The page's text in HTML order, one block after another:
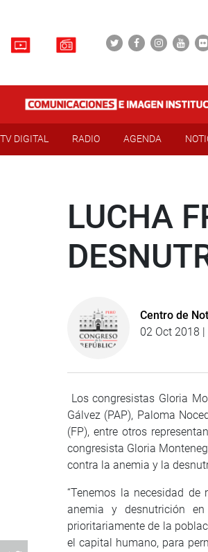
TV DIGITAL RADIO AGENDA
LUCHA
Centro de
02 Oct 2018 |
Los congresistas Gloria
Gálvez (PAP), Paloma
(FP), entre otros
congresista Gloria
contra la anemia y la
“Tenemos la necesidad
anemia y desnutrición
prioritariamente de la
el capital humano, para